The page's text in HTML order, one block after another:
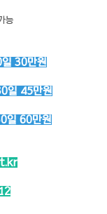
능
일 30만원
일 45만원
일 60만원